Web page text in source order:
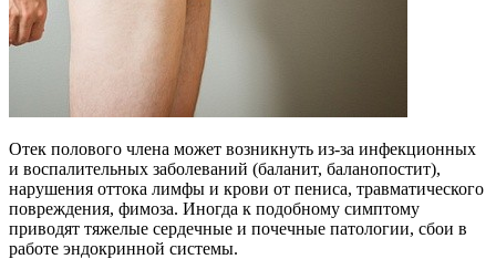
Отек полового члена может возникнуть из-за инфекционных
и воспалительных заболеваний (баланит, баланопостит),
нарушения оттока лимфы и крови от пениса, травматического
повреждения, фимоза. Иногда к подобному симптому
приводят тяжелые сердечные и почечные патологии, сбои в
работе эндокринной системы.